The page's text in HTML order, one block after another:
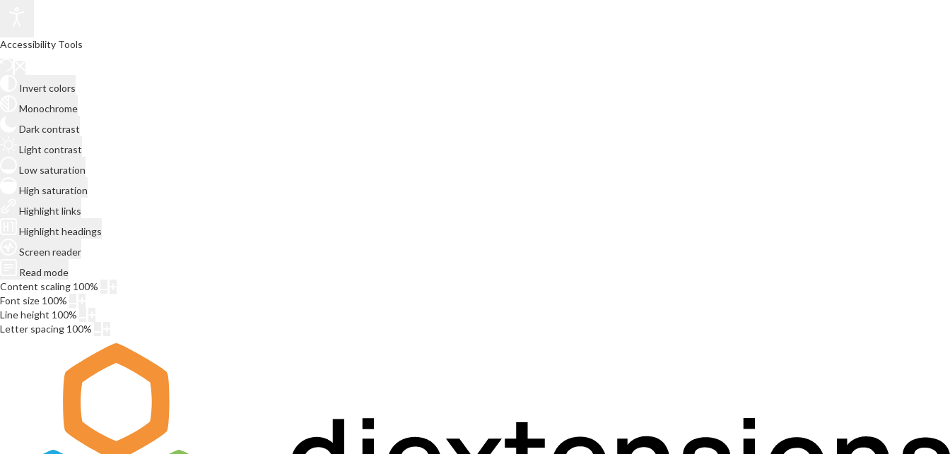
Accessibility Tools
Invert colors
Monochrome
Dark contrast
Light contrast
Low saturation
High saturation
Highlight links
Highlight headings
Screen reader
Read mode
Content scaling 100%
Font size 100%
Line height 100%
Letter spacing 100%